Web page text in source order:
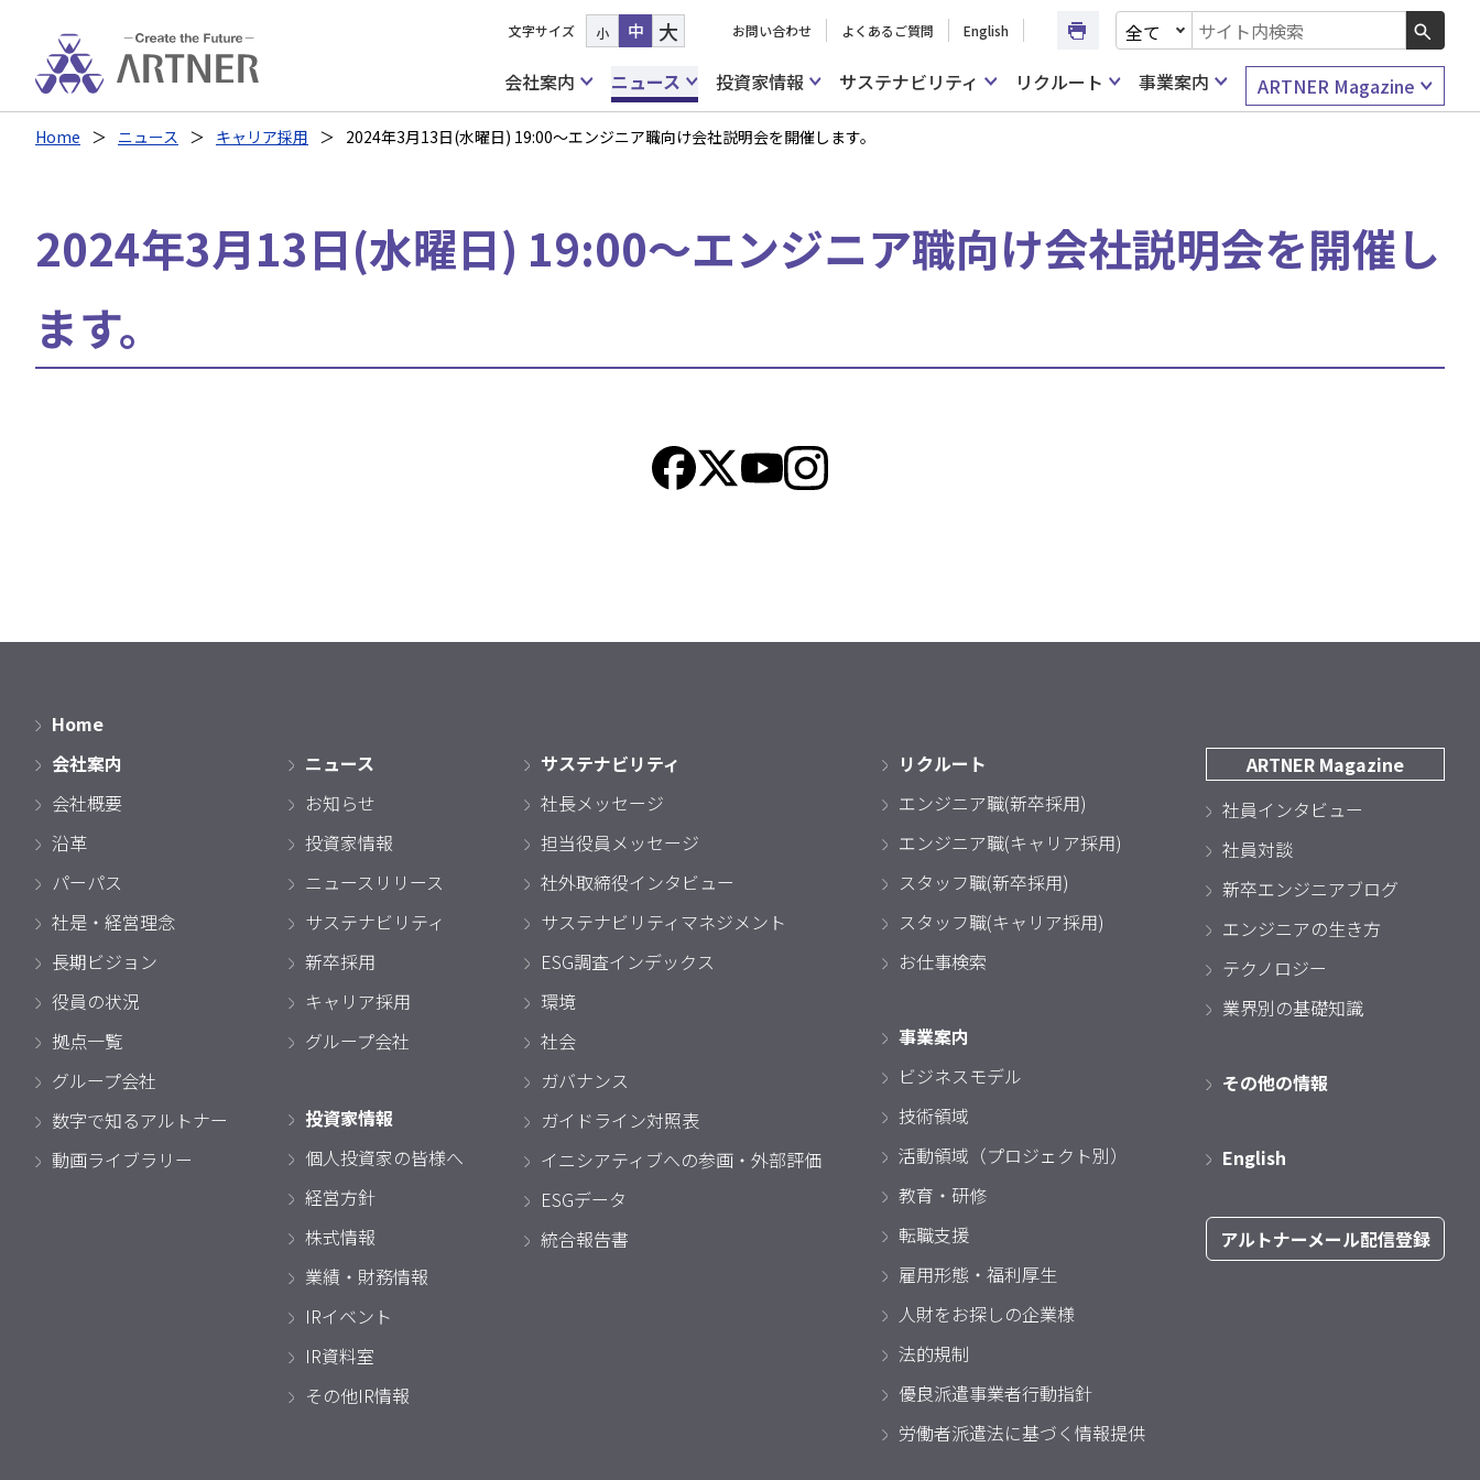
文字サイズ 小 中 大 お問い合わせ よくあるご質問 English
文書種別を選択
検索キーワード入力
会社案内
ニュース 投資家情報 サステナビリティ リクルート 事業案内 ARTNER Magazine
Home ニュース キャリア採用 2024年3月13日(水曜日) 19:00～エンジニア職向け会社説明会を開催します。
2024年3月13日(水曜日) 19:00～エンジニア職向け会社説明会を開催し
ます。
Home
会社案内
会社概要
沿革
パーパス
社是・経営理念
長期ビジョン
役員の状況
拠点一覧
グループ会社
数字で知るアルトナー
動画ライブラリー
ニュース
お知らせ
投資家情報
ニュースリリース
サステナビリティ
新卒採用
キャリア採用
グループ会社
投資家情報
個人投資家の皆様へ
経営方針
株式情報
業績・財務情報
IRイベント
IR資料室
その他IR情報
サステナビリティ
社長メッセージ
担当役員メッセージ
社外取締役インタビュー
サステナビリティマネジメント
ESG調査インデックス
環境
社会
ガバナンス
ガイドライン対照表
イニシアティブへの参画・外部評価
ESGデータ
統合報告書
リクルート
エンジニア職(新卒採用)
エンジニア職(キャリア採用)
スタッフ職(新卒採用)
スタッフ職(キャリア採用)
お仕事検索
事業案内
ビジネスモデル
技術領域
活動領域（プロジェクト別）
教育・研修
転職支援
雇用形態・福利厚生
人財をお探しの企業様
法的規制
優良派遣事業者行動指針
労働者派遣法に基づく情報提供
ARTNER Magazine
社員インタビュー
社員対談
新卒エンジニアブログ
エンジニアの生き方
テクノロジー
業界別の基礎知識
その他の情報
English
アルトナーメール配信登録